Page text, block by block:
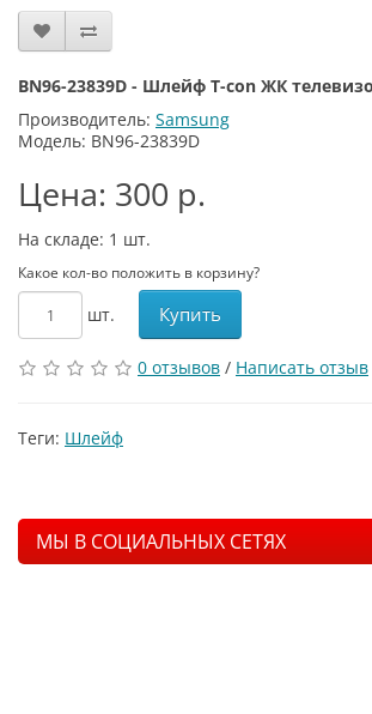
BN96-23839D - Шлейф T-con ЖК
Производитель: Samsung
Модель: BN96-23839D
Цена: 300 р.
На складе: 1 шт.
Какое кол-во положить в корзину?
шт. Купить
0 отзывов / Написать отзыв
Теги: Шлейф
МЫ В СОЦИАЛЬНЫХ СЕТЯХ